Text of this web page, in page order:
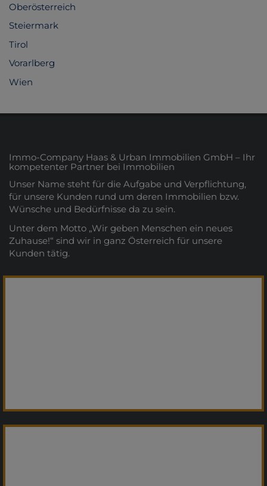
Oberösterreich
Steiermark
Tirol
Vorarlberg
Wien
Immo-Company Haas & Urban Immobilien GmbH – Ihr
kompetenter Partner bei Immobilien
Unser Name steht für die Aufgabe und Verpflichtung,
für unsere Kunden rund um deren Immobilien bzw.
Wünsche und Bedürfnisse da zu sein.
Unter dem Motto „Wir geben Menschen ein neues
Zuhause!“ sind wir in ganz Österreich für unsere
Kunden tätig.